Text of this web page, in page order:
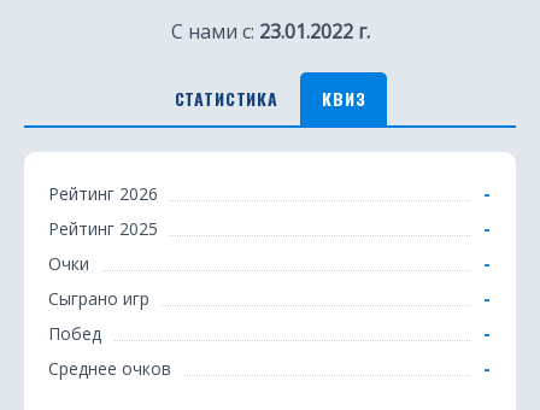
С нами с: 23.01.2022 г.
СТАТИСТИКА КВИЗ
К
Рейтинг 2026 -
Рейтинг 2025 -
Очки -
Сыграно игр -
Побед -
Среднее очков -